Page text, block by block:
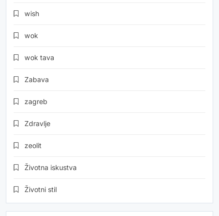
wish
wok
wok tava
Zabava
zagreb
Zdravlje
zeolit
Životna iskustva
Životni stil